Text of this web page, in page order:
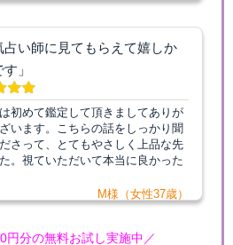
占い師に見てもらえて嬉しか
」
初めて鑑定して頂きましてありが
います。こちらの話をしっかり聞
さって、とてもやさしく上品な先
。視ていただいて本当に良かった
M様（女性37歳）
円分の無料お試し実施中／